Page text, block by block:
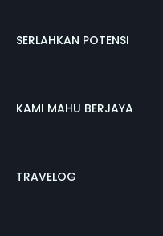
SERLAHKAN POTENSI
KAMI MAHU BERJAYA
TRAVELOG